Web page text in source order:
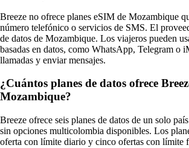
Breeze no ofrece planes eSIM de Mozambique
número telefónico o servicios de SMS. El
de datos de Mozambique. Los viajeros pueden
basadas en datos, como WhatsApp, Telegram o
llamadas y enviar mensajes.
¿Cuántos planes de datos ofrece
Mozambique?
Breeze ofrece seis planes de datos de un solo
sin opciones multicolombia disponibles. Los
oferta con límite diario y cinco ofertas con límite